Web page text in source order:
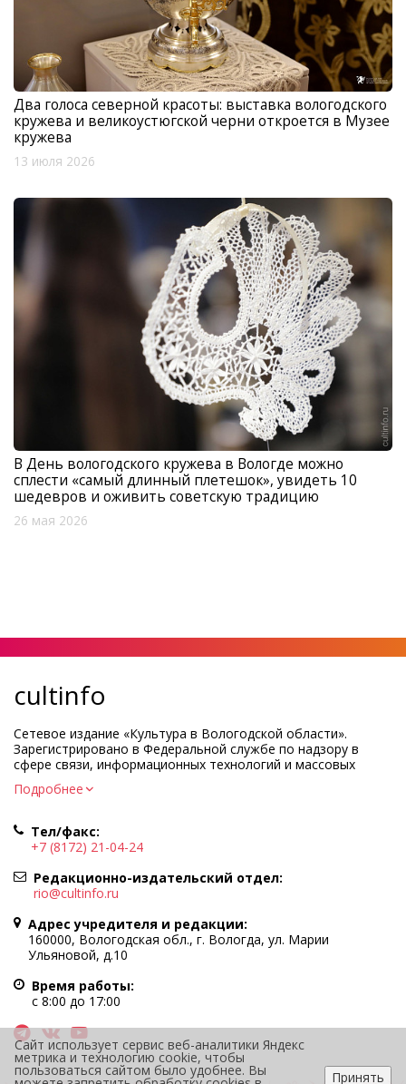
Два голоса северной красоты: выставка вологодского
кружева и великоустюгской черни откроется в Музее
кружева
13 июля 2026
В День вологодского кружева в Вологде можно
сплести «самый длинный плетешок», увидеть 10
шедевров и оживить советскую традицию
26 мая 2026
cultinfo
Сетевое издание «Культура в Вологодской области».
Зарегистрировано в Федеральной службе по надзору в
сфере связи, информационных технологий и массовых
коммуникаций.
Регистрационный номер и дата принятия решения о
Учредитель КУ ВО «Информационно-аналитический центр
культуры»
Адрес учредителя и редакции: 160000, Вологодская обл., г.
Вологда, ул. Марии Ульяновой, д.10
Главный редактор — Легчанова Елена Григорьевна
Политика в отношении обработки персональных данных
При полном или частичном использовании информации
портала гиперссылка на cultinfo.ru обязательна.
Редакция не несет ответственности за достоверность
информации, содержащейся в рекламных объявлениях.
12+
Подробнее
Тел/факс:
+7 (8172) 21-04-24
Редакционно-издательский отдел:
rio@cultinfo.ru
Адрес учредителя и редакции:
160000, Вологодская обл., г. Вологда, ул. Марии
Ульяновой, д.10
Время работы:
с 8:00 до 17:00
Сайт использует сервис веб-аналитики Яндекс
метрика и технологию cookie, чтобы
пользоваться сайтом было удобнее. Вы Принять